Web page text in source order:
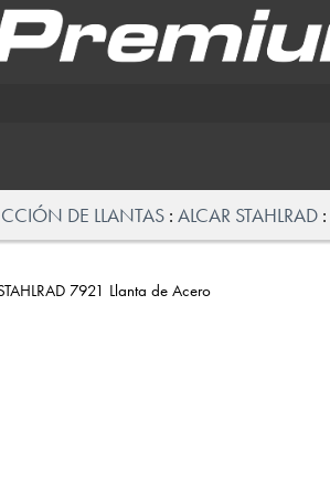
DE LLANTAS ALCAR STAHLRAD